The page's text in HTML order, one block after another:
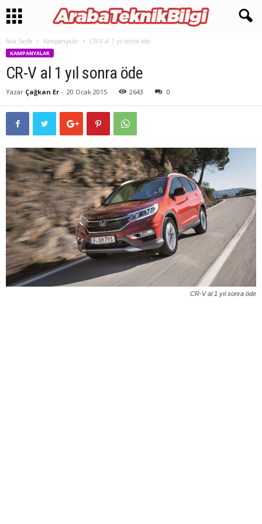
Ana Sayfa Kampanyalar CR-V al 1 yıl sonra öde
KAMPANYALAR
CR-V al 1 yıl sonra öde
Yazar Çağkan Er - 20 Ocak 2015 2643 0
CR-V al 1 yıl sonra öde